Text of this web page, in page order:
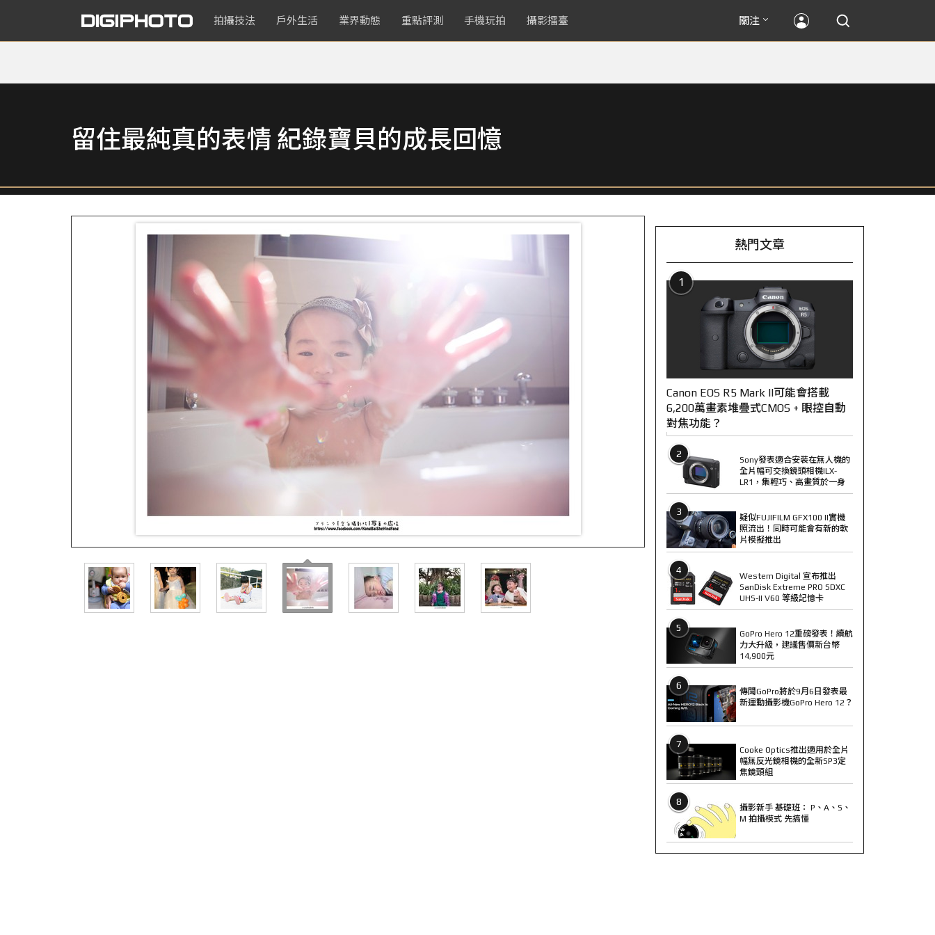
拍攝技法 戶外生活 業界動態 重點評測 手機玩拍 攝影擂臺 關注
留住最純真的表情 紀錄寶貝的成長回憶
熱門文章
1
Canon EOS R5 Mark II可能會搭載
6,200萬畫素堆疊式CMOS + 眼控自動
對焦功能？
2
Sony發表適合安裝在無人機的
全片幅可交換鏡頭相機ILX-
LR1，集輕巧、高畫質於一身
3
疑似FUJIFILM GFX100 II實機
照流出！同時可能會有新的軟
片模擬推出
4
Western Digital 宣布推出
SanDisk Extreme PRO SDXC
UHS-II V60 等級記憶卡
5
GoPro Hero 12重磅發表！續航
力大升級，建議售價新台幣
14,900元
6
傳聞GoPro將於9月6日發表最
新運動攝影機GoPro Hero 12？
7
Cooke Optics推出適用於全片
幅無反光鏡相機的全新SP3定
焦鏡頭組
8
攝影新手 基礎班： P、A、S、
M 拍攝模式 先搞懂